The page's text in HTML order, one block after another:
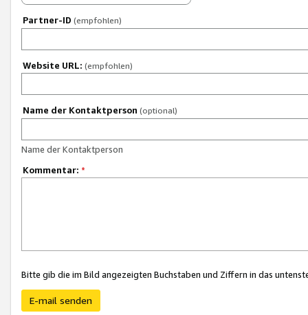
Partner-ID (empfohlen)
Website URL: (empfohlen)
Name der Kontaktperson (optional)
Name der Kontaktperson
Kommentar: *
Bitte gib die im Bild angezeigten Buchstaben und Ziffern in das
E-mail senden